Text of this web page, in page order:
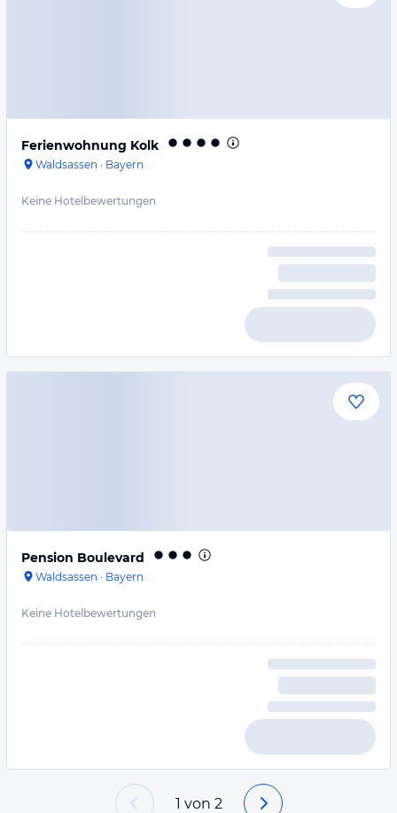
Ferienwohnung Kolk
Waldsassen · Bayern
Keine Hotelbewertungen
Pension Boulevard
Waldsassen · Bayern
Keine Hotelbewertungen
1 von 2